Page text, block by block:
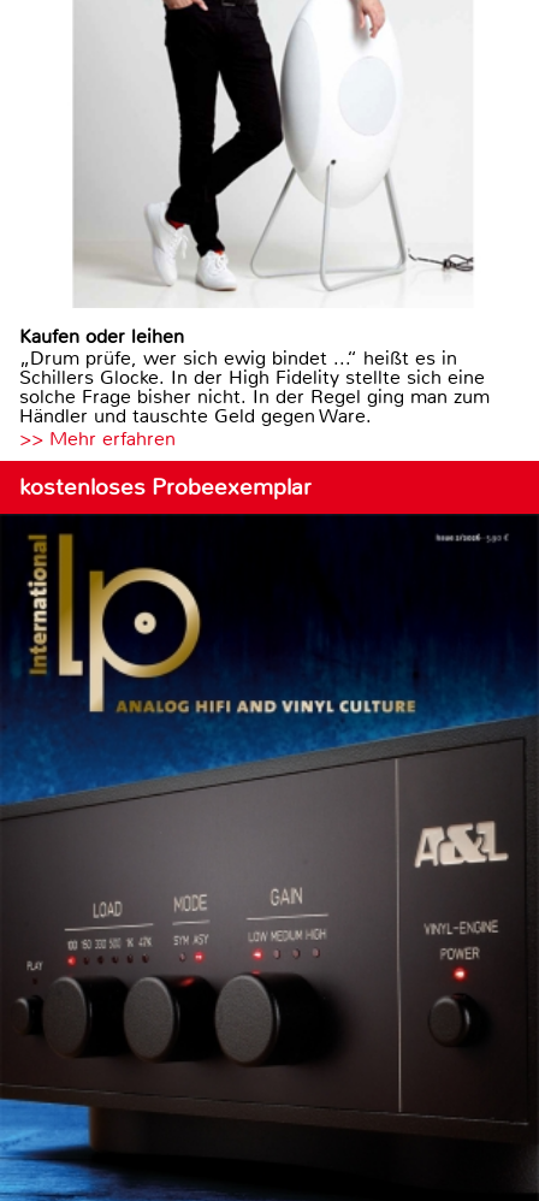
Kaufen oder leihen
„Drum prüfe, wer sich ewig bindet ...“ heißt es in
Schillers Glocke. In der High Fidelity stellte sich eine
solche Frage bisher nicht. In der Regel ging man zum
Händler und tauschte Geld gegen Ware.
>> Mehr erfahren
kostenloses Probeexemplar